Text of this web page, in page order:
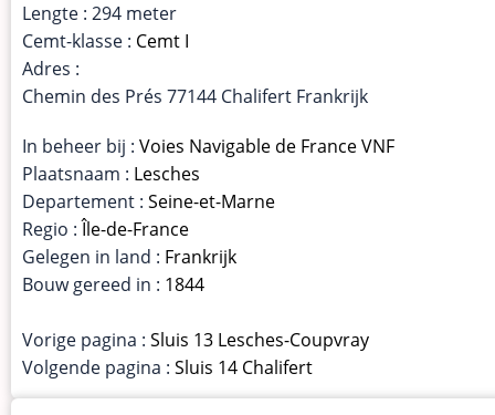
Lengte : 294 meter
Cemt-klasse : Cemt I
Adres :
Chemin des Prés 77144 Chalifert Frankrijk
In beheer bij : Voies Navigable de France VNF
Plaatsnaam : Lesches
Departement : Seine-et-Marne
Regio :Île-de-France
Gelegen in land : Frankrijk
Bouw gereed in : 1844
Vorige pagina : Sluis 13 Lesches-Coupvray
Volgende pagina : Sluis 14 Chalifert